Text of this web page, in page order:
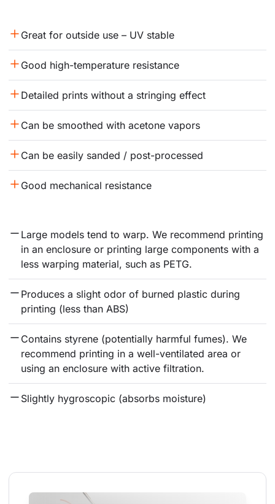
Great for outside use – UV stable
Good high-temperature resistance
Detailed prints without a stringing effect
Can be smoothed with acetone vapors
Can be easily sanded / post-processed
Good mechanical resistance
Large models tend to warp. We recommend printing
in an enclosure or printing large components with a
less warping material, such as PETG.
Produces a slight odor of burned plastic during
printing (less than ABS)
Contains styrene (potentially harmful fumes). We
recommend printing in a well-ventilated area or
using an enclosure with active filtration.
Slightly hygroscopic (absorbs moisture)